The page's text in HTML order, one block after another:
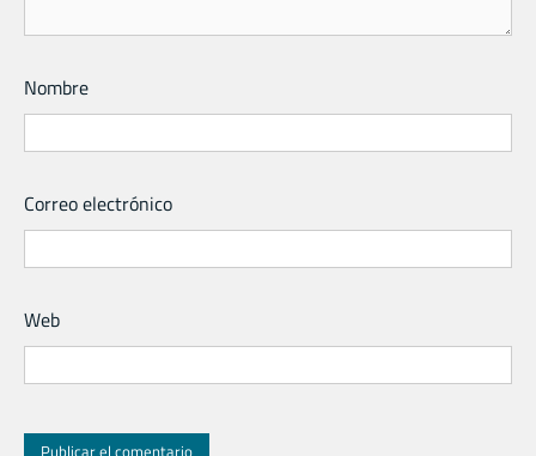
Nombre
Correo electrónico
Web